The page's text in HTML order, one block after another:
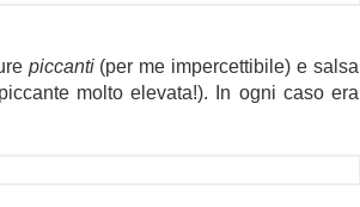
piccanti(per me impercettibile) e salsa
molto elevata!). In ogni caso era